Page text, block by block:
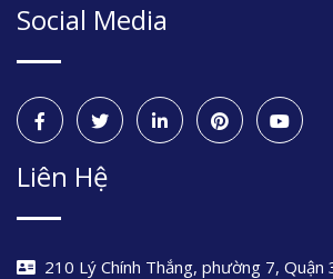
Social Media
Liên Hệ
210 Lý Chính Thắng, phường 7, Quận